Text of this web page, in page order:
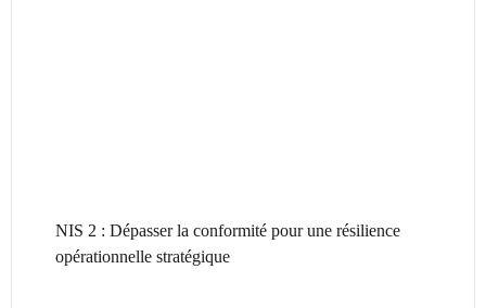
NIS 2 : Dépasser la conformité pour une résilience
opérationnelle stratégique